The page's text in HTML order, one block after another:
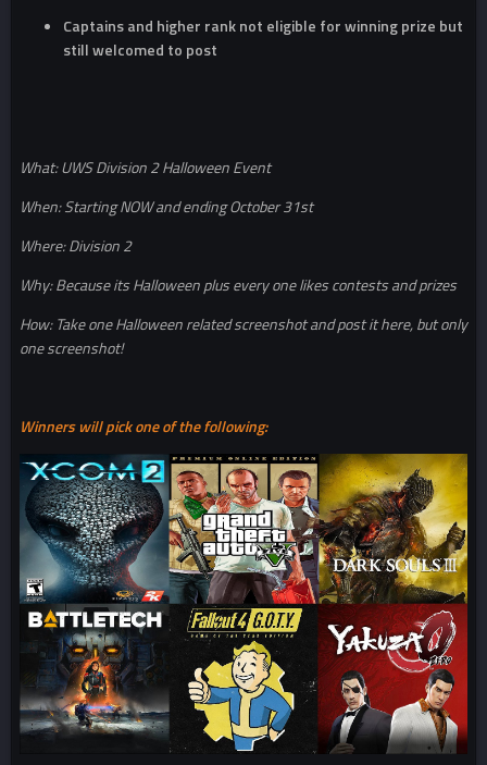
Captains and higher rank not eligible for winning prize but
still welcomed to post
What: UWS Division 2 Halloween Event
When: Starting NOW and ending October 31st
Where: Division 2
Why: Because its Halloween plus every one likes contests and prizes
How: Take one Halloween related screenshot and post it here, but only
one screenshot!
Winners will pick one of the following: